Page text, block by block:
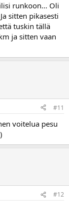
runkoon... Oli
sitten pikasesti
tuskin tällä
ja sitten vaan
#11
voitelua pesu
#12